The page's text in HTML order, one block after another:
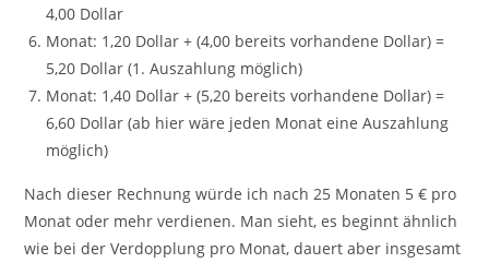
4,00 Dollar
Monat: 1,20 Dollar + (4,00 bereits vorhandene Dollar) =
5,20 Dollar (1. Auszahlung möglich)
Monat: 1,40 Dollar + (5,20 bereits vorhandene Dollar) =
6,60 Dollar (ab hier wäre jeden Monat eine Auszahlung
möglich)
Nach dieser Rechnung würde ich nach 25 Monaten 5 € pro
Monat oder mehr verdienen. Man sieht, es beginnt ähnlich
wie bei der Verdopplung pro Monat, dauert aber insgesamt